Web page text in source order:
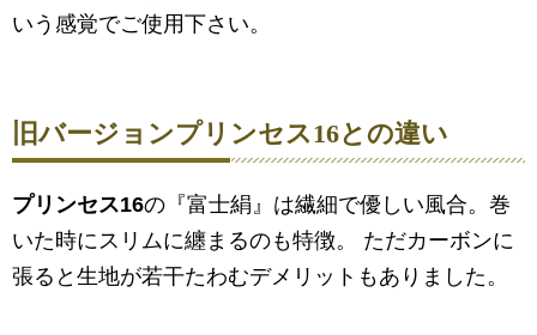
いう感覚でご使用下さい。
旧バージョンプリンセス16との違い
プリンセス16の『富士絹』は繊細で優しい風合。巻
いた時にスリムに纏まるのも特徴。 ただカーボンに
張ると生地が若干たわむデメリットもありました。